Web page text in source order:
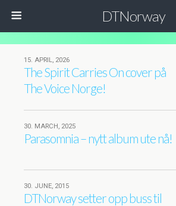
DTNorway
15. APRIL, 2026
The Spirit Carries On cover på
The Voice Norge!
30. MARCH, 2025
Parasomnia – nytt album ute nå!
30. JUNE, 2015
DTNorway setter opp buss til